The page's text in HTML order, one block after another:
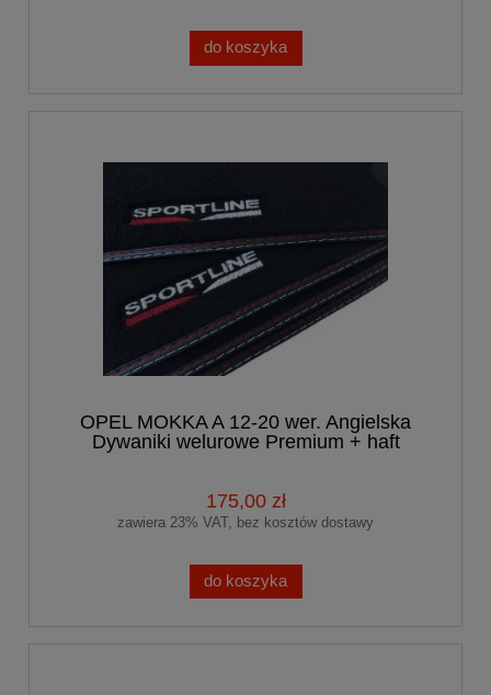
do koszyka
OPEL MOKKA A 12-20 wer. Angielska
Dywaniki welurowe Premium + haft
175,00 zł
zawiera 23% VAT, bez kosztów dostawy
do koszyka